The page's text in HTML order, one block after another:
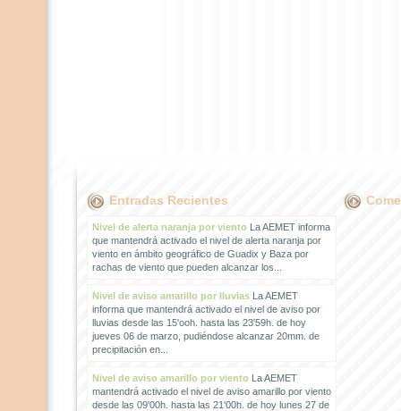
Entradas Recientes
Nivel de alerta naranja por vientoLa AEMET informa
que mantendrá activado el nivel de alerta naranja por
viento en ámbito geográfico de Guadix y Baza por
rachas de viento que pueden alcanzar los...
Nivel de aviso amarillo por lluviasLa AEMET
informa que mantendrá activado el nivel de aviso por
lluvias desde las 15'ooh. hasta las 23'59h. de hoy
jueves 06 de marzo, pudiéndose alcanzar 20mm. de
precipitación en...
Nivel de aviso amarillo por vientoLa AEMET
mantendrá activado el nivel de aviso amarillo por viento
desde las 09'00h. hasta las 21'00h. de hoy lunes 27 de